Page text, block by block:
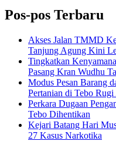
Pos-pos Terbaru
Akses Jalan TMMD
Tanjung Agung Kini
Tingkatkan
Pasang Kran Wudhu
Modus Pesan Barang
Pertanian di Tebo Rugi
Perkara Dugaan
Tebo Dihentikan
Kejari Batang Hari
27 Kasus Narkotika